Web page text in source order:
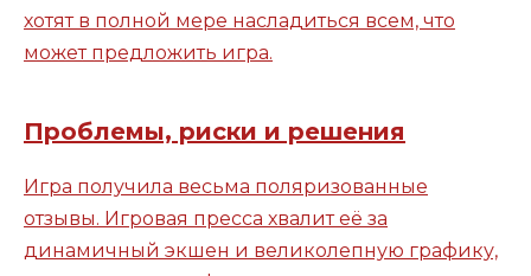
хотят в полной мере насладиться всем, что
может предложить игра.
Проблемы, риски и решения
Игра получила весьма поляризованные
отзывы. Игровая пресса хвалит её за
динамичный экшен и великолепную графику,